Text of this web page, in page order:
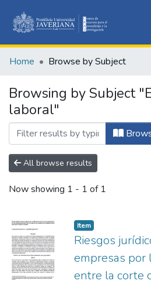
&
All
Home Browse by Subject
Browsing by Subject
laboral"
All browse results
Now showing 1 - 1 of 1
Item
Riesgos
empresas por
entre la corte